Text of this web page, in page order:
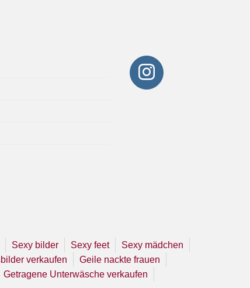
Sexy bilder Sexy feet
Sexy mädchen
verkaufen
Geile nackte frauen
Getragene Unterwäsche verkaufen